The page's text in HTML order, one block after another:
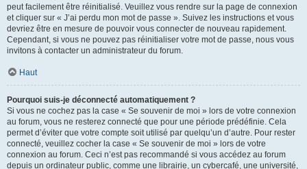
peut facilement être réinitialisé. Veuillez vous rendre sur la page de connexion
et cliquer sur « J’ai perdu mon mot de passe ». Suivez les instructions et vous
devriez être en mesure de pouvoir vous connecter de nouveau rapidement.
Cependant, si vous ne pouvez pas réinitialiser votre mot de passe, nous vous
invitons à contacter un administrateur du forum.
Haut
Pourquoi suis-je déconnecté automatiquement ?
Si vous ne cochez pas la case « Se souvenir de moi » lors de votre connexion
au forum, vous ne resterez connecté que pour une période prédéfinie. Cela
permet d’éviter que votre compte soit utilisé par quelqu’un d’autre. Pour rester
connecté, veuillez cocher la case « Se souvenir de moi » lors de votre
connexion au forum. Ceci n’est pas recommandé si vous accédez au forum
depuis un ordinateur public, comme une librairie, un cybercafé, une université,